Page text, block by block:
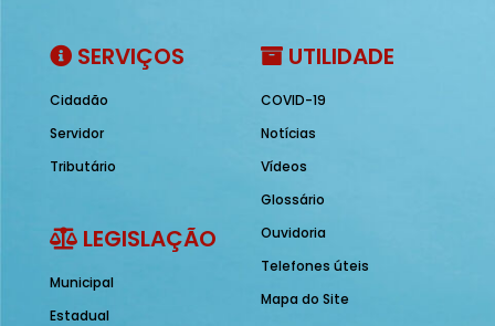
SERVIÇOS
Cidadão
Servidor
Tributário
LEGISLAÇÃO
Municipal
Estadual
UTILIDADE
COVID-19
Notícias
Vídeos
Glossário
Ouvidoria
Telefones úteis
Mapa do Site